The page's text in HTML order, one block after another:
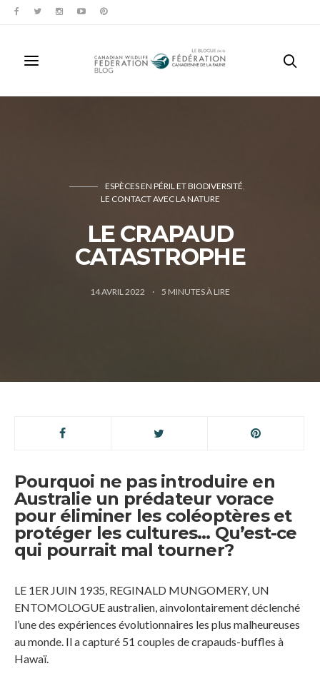
ESPÈCES EN PÉRIL ET BIODIVERSITÉ
LE CONTACT AVEC LA NATURE
LE CRAPAUD
CATASTROPHE
14 AVRIL 2022 5 MINUTES À LIRE
Pourquoi ne pas introduire en
Australie un prédateur vorace
pour éliminer les coléoptères et
protéger les cultures… Qu’est-ce
qui pourrait mal tourner?
LE 1ER JUIN 1935, REGINALD MUNGOMERY, UN
ENTOMOLOGUE australien, ainvolontairement déclenché
l’une des expériences évolutionnaires les plus malheureuses
au monde. Il a capturé 51 couples de crapauds-buffles à
Hawaï.